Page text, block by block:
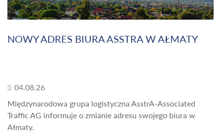
NOWY ADRES BIURA ASSTRA W AŁMATY
04.08.26
Międzynarodowa grupa logistyczna AsstrA-Associated
Traffic AG informuje o zmianie adresu swojego biura w
Ałmaty.